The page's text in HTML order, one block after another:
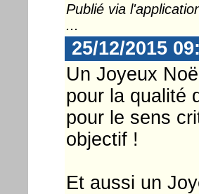
Publié via
...
25/12/2015
Un Joyeux
pour la qualité
pour le sens
objectif !
Et aussi un